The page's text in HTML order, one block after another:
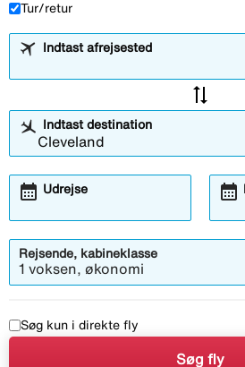
Tur/retur
Indtast afrejsested
sync_alt
Indtast destination
Udrejse
calendar_month calendar_month
Rejsende, kabineklasse
1 voksen, økonomi
Søg kun i direkte fly
Søg fly